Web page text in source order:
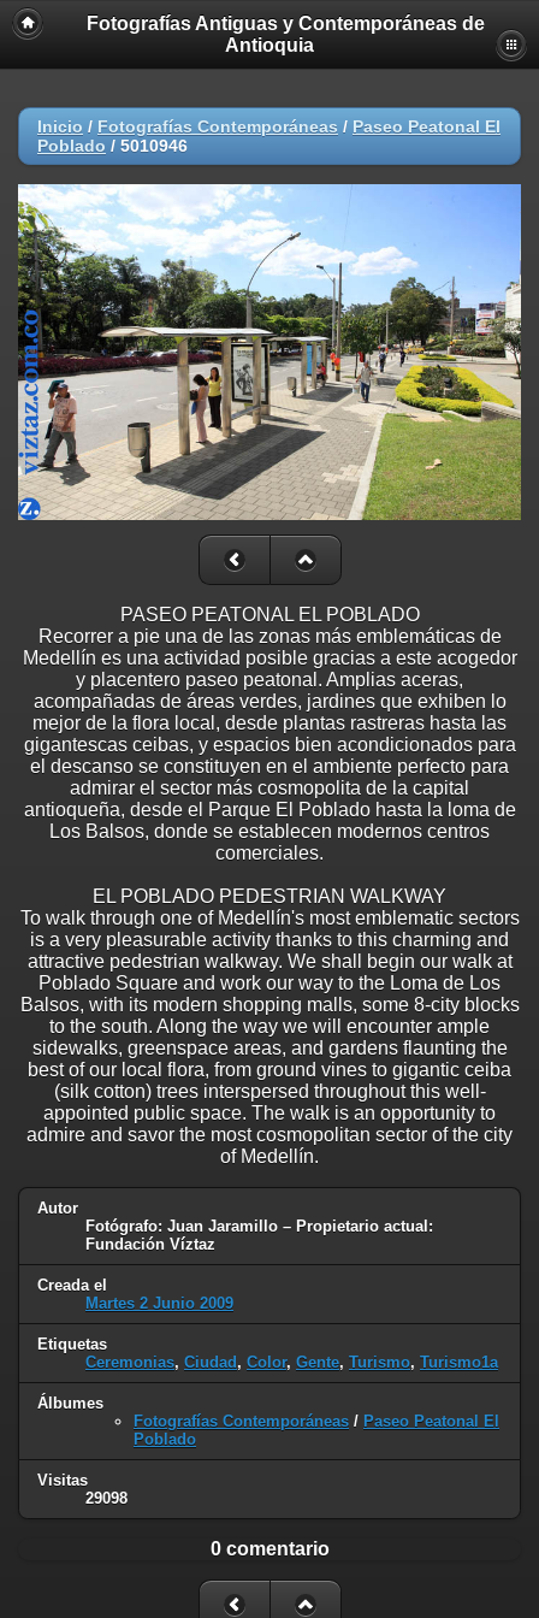
Fotografías Antiguas y Contemporáneas de
Antioquia
Inicio / Fotografías Contemporáneas / Paseo Peatonal El
Poblado / 5010946
PASEO PEATONAL EL POBLADO
Recorrer a pie una de las zonas más emblemáticas de
Medellín es una actividad posible gracias a este acogedor
y placentero paseo peatonal. Amplias aceras,
acompañadas de áreas verdes, jardines que exhiben lo
mejor de la flora local, desde plantas rastreras hasta las
gigantescas ceibas, y espacios bien acondicionados para
el descanso se constituyen en el ambiente perfecto para
admirar el sector más cosmopolita de la capital
antioqueña, desde el Parque El Poblado hasta la loma de
Los Balsos, donde se establecen modernos centros
comerciales.
EL POBLADO PEDESTRIAN WALKWAY
To walk through one of Medellín's most emblematic sectors
is a very pleasurable activity thanks to this charming and
attractive pedestrian walkway. We shall begin our walk at
Poblado Square and work our way to the Loma de Los
Balsos, with its modern shopping malls, some 8-city blocks
to the south. Along the way we will encounter ample
sidewalks, greenspace areas, and gardens flaunting the
best of our local flora, from ground vines to gigantic ceiba
(silk cotton) trees interspersed throughout this well-
appointed public space. The walk is an opportunity to
admire and savor the most cosmopolitan sector of the city
of Medellín.
Autor
Fotógrafo: Juan Jaramillo – Propietario actual:
Fundación Víztaz
Creada el
Martes 2 Junio 2009
Etiquetas
Ceremonias, Ciudad , Color, Gente, Turismo, Turismo1a
Álbumes
Fotografías Contemporáneas / Paseo Peatonal El
Poblado
Visitas
29098
0 comentario